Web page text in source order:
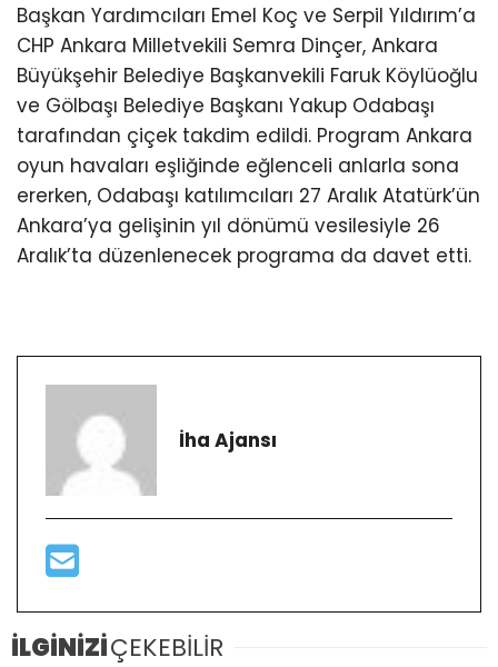
Başkan Yardımcıları Emel Koç ve Serpil Yıldırım’a
CHP Ankara Milletvekili Semra Dinçer, Ankara
Büyükşehir Belediye Başkanvekili Faruk Köylüoğlu
ve Gölbaşı Belediye Başkanı Yakup Odabaşı
tarafından çiçek takdim edildi. Program Ankara
oyun havaları eşliğinde eğlenceli anlarla sona
ererken, Odabaşı katılımcıları 27 Aralık Atatürk’ün
Ankara’ya gelişinin yıl dönümü vesilesiyle 26
Aralık’ta düzenlenecek programa da davet etti.
İha Ajansı
İLGİNİZİÇEKEBİLİR